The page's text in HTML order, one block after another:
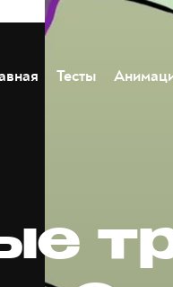
Тесты